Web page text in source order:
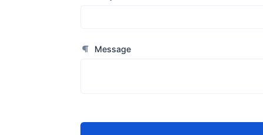
Message